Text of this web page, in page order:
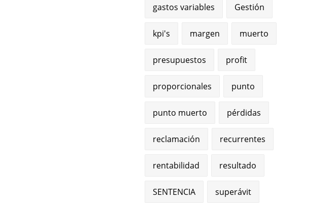
gastos variables Gestión
kpi's margen muerto
presupuestos profit
proporcionales punto
punto muerto pérdidas
reclamación recurrentes
rentabilidad resultado
SENTENCIA superávit